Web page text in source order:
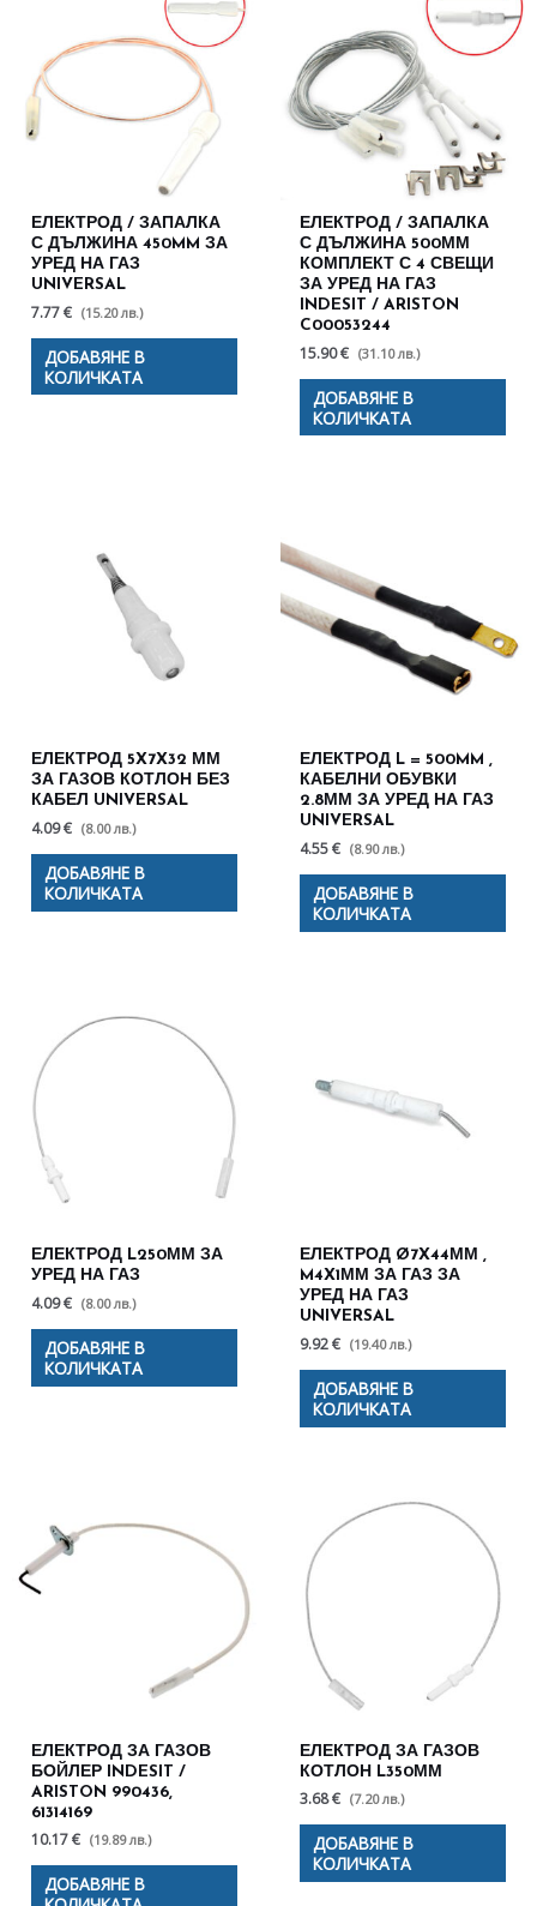
ЕЛЕКТРОД / ЗАПАЛКА
С ДЪЛЖИНА 450MM ЗА
УРЕД НА ГАЗ
UNIVERSAL
7.77 € (15.20 лв.)
ДОБАВЯНЕ В
КОЛИЧКАТА
ЕЛЕКТРОД / ЗАПАЛКА
С ДЪЛЖИНА 500ММ
КОМПЛЕКТ С 4 СВЕЩИ
ЗА УРЕД НА ГАЗ
INDESIT / ARISTON
C00053244
15.90 € (31.10 лв.)
ДОБАВЯНЕ В
КОЛИЧКАТА
ЕЛЕКТРОД 5X7X32 ММ
ЗА ГАЗОВ КОТЛОН БЕЗ
КАБЕЛ UNIVERSAL
4.09 € (8.00 лв.)
ДОБАВЯНЕ В
КОЛИЧКАТА
ЕЛЕКТРОД L = 500MM ,
КАБЕЛНИ ОБУВКИ
2.8ММ ЗА УРЕД НА ГАЗ
UNIVERSAL
4.55 € (8.90 лв.)
ДОБАВЯНЕ В
КОЛИЧКАТА
ЕЛЕКТРОД L250ММ ЗА
УРЕД НА ГАЗ
4.09 € (8.00 лв.)
ДОБАВЯНЕ В
КОЛИЧКАТА
ЕЛЕКТРОД Ø7X44ММ ,
M4X1ММ ЗА ГАЗ ЗА
УРЕД НА ГАЗ
UNIVERSAL
9.92 € (19.40 лв.)
ДОБАВЯНЕ В
КОЛИЧКАТА
ЕЛЕКТРОД ЗА ГАЗОВ
БОЙЛЕР INDESIT /
ARISTON 990436,
61314169
10.17 € (19.89 лв.)
ДОБАВЯНЕ В
ЕЛЕКТРОД ЗА ГАЗОВ
КОТЛОН L350ММ
3.68 € (7.20 лв.)
ДОБАВЯНЕ В
КОЛИЧКАТА